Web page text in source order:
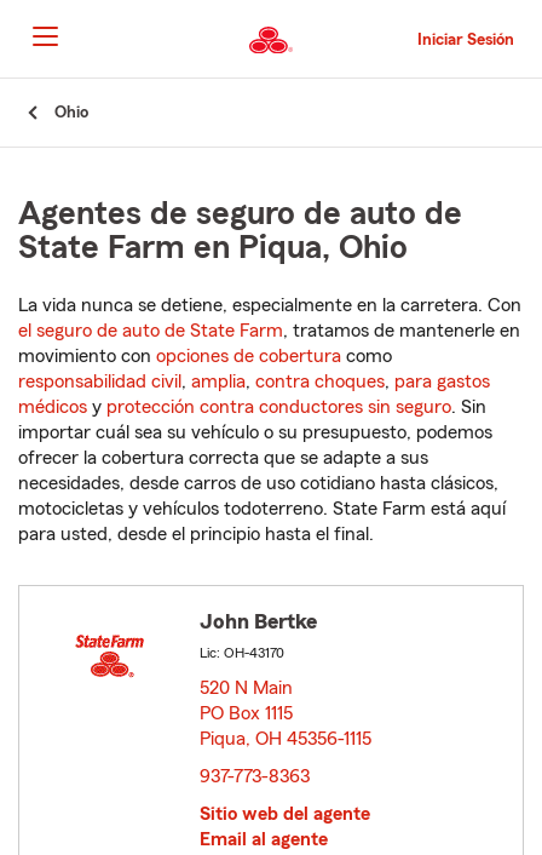
al
contenido
principal
Iniciar Sesión
Ohio
Agentes de seguro de auto de
State Farm en Piqua, Ohio
La vida nunca se detiene, especialmente en la carretera. Con
el seguro de auto de State Farm, tratamos de mantenerle en
movimiento con opciones de cobertura como
responsabilidad civil , amplia, contra choques, para gastos
médicos y protección contra conductores sin seguro. Sin
importar cuál sea su vehículo o su presupuesto, podemos
ofrecer la cobertura correcta que se adapte a sus
necesidades, desde carros de uso cotidiano hasta clásicos,
motocicletas y vehículos todoterreno. State Farm está aquí
para usted, desde el principio hasta el final.
John Bertke
Lic: OH-43170
520 N Main
PO Box 1115
Piqua, OH 45356-1115
937-773-8363
Sitio web del agente
Email al agente